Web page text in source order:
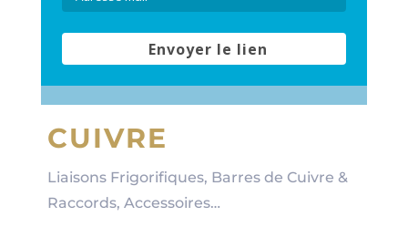
CUIVRE
Liaisons Frigorifiques, Barres de Cuivre &
Raccords, Accessoires…